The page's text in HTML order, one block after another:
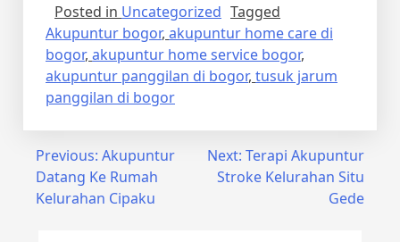
Posted in Uncategorized Tagged
Akupuntur bogor, akupuntur home care di
bogor, akupuntur home service bogor,
akupuntur panggilan di bogor, tusuk jarum
panggilan di bogor
Post
navigation
Previous: Akupuntur
Datang Ke Rumah
Kelurahan Cipaku
Next: Terapi Akupuntur
Stroke Kelurahan Situ
Gede